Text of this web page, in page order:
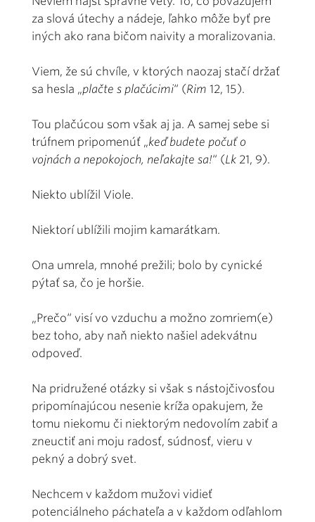
za slová útechy a nádeje, ľahko môže byť pre
iných ako rana bičom naivity a moralizovania.
Viem, že sú chvíle, v ktorých naozaj stačí držať
sa hesla „plačte s plačúcimi“ (Rim 12, 15).
Tou plačúcou som však aj ja. A samej sebe si
trúfnem pripomenúť „keď budete počuť o
vojnách a nepokojoch, neľakajte sa!“ (Lk 21, 9).
Niekto ublížil Viole.
Niektorí ublížili mojim kamarátkam.
Ona umrela, mnohé prežili; bolo by cynické
pýtať sa, čo je horšie.
„Prečo“ visí vo vzduchu a možno zomriem(e)
bez toho, aby naň niekto našiel adekvátnu
odpoveď.
Na pridružené otázky si však s nástojčivosťou
pripomínajúcou nesenie kríža opakujem, že
tomu niekomu či niektorým nedovolím zabiť a
zneuctiť ani moju radosť, súdnosť, vieru v
pekný a dobrý svet.
Nechcem v každom mužovi vidieť
potenciálneho páchateľa a v každom odľahlom